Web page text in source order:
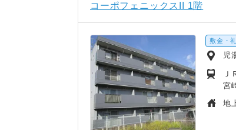
コーポフェニックスII 1階
敷金・
児
Ｊ
宮
地